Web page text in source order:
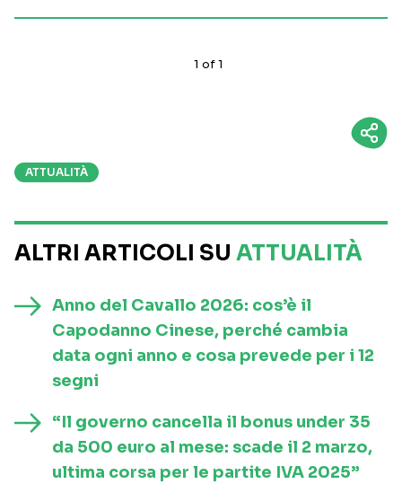
1 of1
ATTUALITÀ
ALTRI ARTICOLI SU ATTUALITÀ
Anno del Cavallo 2026: cos’è il
Capodanno Cinese, perché cambia
data ogni anno e cosa prevede per i 12
segni
“Il governo cancella il bonus under 35
da 500 euro al mese: scade il 2 marzo,
ultima corsa per le partite IVA 2025”